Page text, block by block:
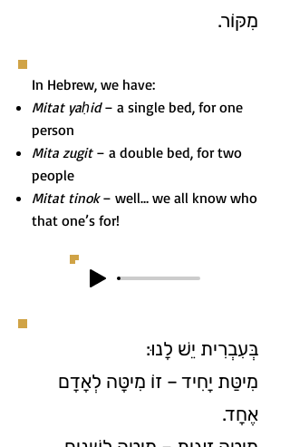
מִקּוֹר.
In Hebrew, we have:
Mitat yaḥid– a single bed, for one
person
Mita zugit– a double bed, for two
people
Mitat tinok– well… we all know who
that one’s for!
בְּעִבְרִית יֵשׁ לָנוּ:
מִיטַּת יָחִיד – זוֹ מִיטָּה לְאָדָם
אֶחָד.